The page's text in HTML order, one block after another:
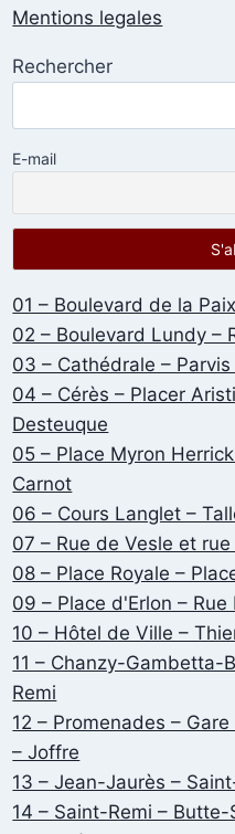
Mentions legales
Rechercher
E-mail
01 – Boulevard de la
02 – Boulevard Lundy –
03 – Cathédrale –
04 – Cérès – Placer
Desteuque
05 – Place Myron
Carnot
06 – Cours Langlet –
07 – Rue de Vesle et
08 – Place Royale –
09 – Place d'Erlon – Rue
10 – Hôtel de Ville –
11 – Chanzy-Gambetta-
Remi
12 – Promenades –
– Joffre
13 – Jean-Jaurès –
14 – Saint-Remi –